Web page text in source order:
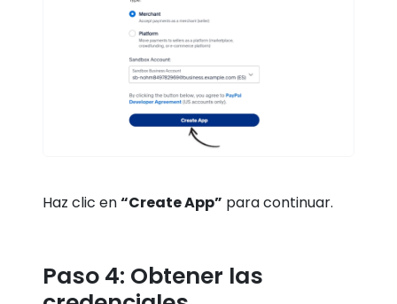
Haz clic en“Create App” para continuar.
Paso 4: Obtener las